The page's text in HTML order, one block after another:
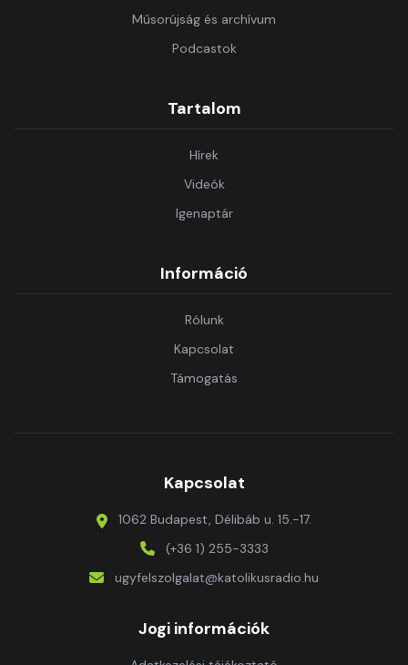
Műsorújság és archívum
Podcastok
Tartalom
Hírek
Videók
Igenaptár
Információ
Rólunk
Kapcsolat
Támogatás
Kapcsolat
1062 Budapest, Délibáb u. 15.-17.
(+36 1) 255-3333
ugyfelszolgalat@katolikusradio.hu
Jogi információk